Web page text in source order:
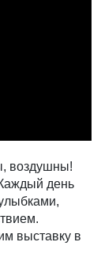
воздушны!
день
выставку в